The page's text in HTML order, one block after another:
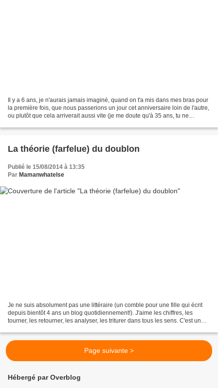
Il y a 6 ans, je n'aurais jamais imaginé, quand on t'a mis dans mes bras pour
la première fois, que nous passerions un jour cet anniversaire loin de l'autre,
ou plutôt que cela arriverait aussi vite (je me doute qu'à 35 ans, tu ne
La théorie (farfelue) du doublon
Publié le 15/08/2014 à 13:35
Par Mamanwhatelse
Je ne suis absolument pas une littéraire (un comble pour une fille qui écrit
depuis bientôt 4 ans un blog quotidiennement!). J'aime les chiffres, les
tourner, les retourner, les analyser, les triturer dans tous les sens. C'est un
Page suivante >
Hébergé par Overblog